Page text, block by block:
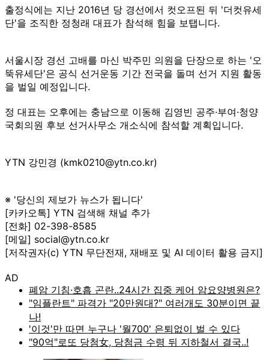
출정식에는 지난 2016년 당 경선에서 컷오프된 뒤 '더컷유세
단'을 조직한 정청래 대표가 참석해 힘을 보탭니다.
서울시장 경선 고배를 마신 박주민 의원을 단장으로 하는 '오
뚝유세단'은 공식 선거운동 기간 전국을 돌며 선거 지원 활동
을 벌일 예정입니다.
정 대표는 오후에는 충남으로 이동해 김영빈 공주·부여·청양
국회의원 후보 선거사무소 개소식에 참석할 계획입니다.
YTN 강민경 (kmk0210@ytn.co.kr)
※ '당신의 제보가 뉴스가 됩니다'
[카카오톡] YTN 검색해 채널 추가
[전화] 02-398-8585
[메일] social@ytn.co.kr
[저작권자(c) YTN 무단전재, 재배포 및 AI 데이터 활용 금지]
AD